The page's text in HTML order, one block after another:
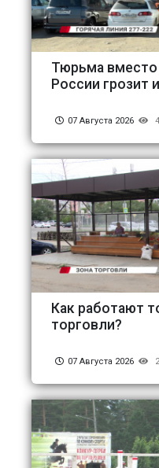
Тюрьма
России грозит
07 Августа 2026
Как работают
торговли?
07 Августа 2026